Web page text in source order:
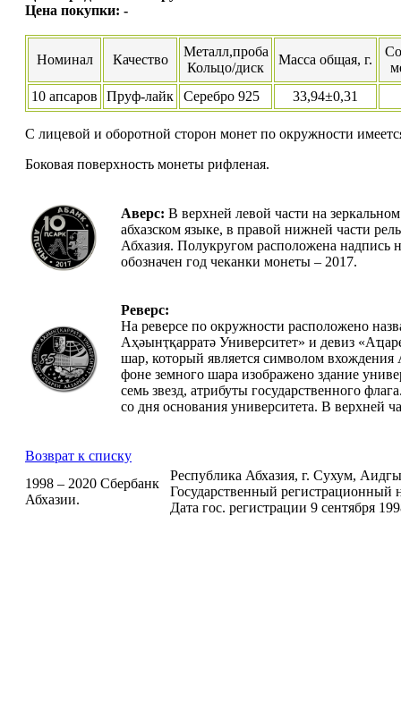
Цена покупки: -
Номинал Качество
Металл,проба
Кольцо/диск
Масса общая, г.
10 апсаров
Пруф-лайк Серебро 925 33,94±0,31
С лицевой и оборотной сторон монет по окружности
Боковая поверхность монеты рифленая.
Аверс: В верхней левой части на
абхазском языке, в правой нижней части
Абхазия. Полукругом расположена
обозначен год чеканки монеты – 2017.
Реверс:
На реверсе по окружности расположено
Аҳәынҭқарратә Университет» и девиз
шар, который является символом
фоне земного шара изображено здание
семь звезд, атрибуты государственного
со дня основания университета. В верхней
Возврат к списку
1998 – 2020 Сбербанк
Абхазии.
Республика Абхазия, г. Сухум,
Государственный регистрационный
Дата гос. регистрации 9 сентября